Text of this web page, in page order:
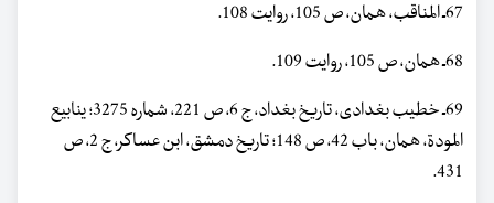
67ـ المناقب، همان، ص 105، روایت 108.
68ـ همان، ص 105، روایت 109.
69ـ خطیب بغدادی، تاریخ بغداد، ج 6، ص 221، شماره 3275؛ ینابیع
المودة، همان، باب 42، ص 148؛ تاریخ دمشق، ابن عساکر، ج 2، ص
431.